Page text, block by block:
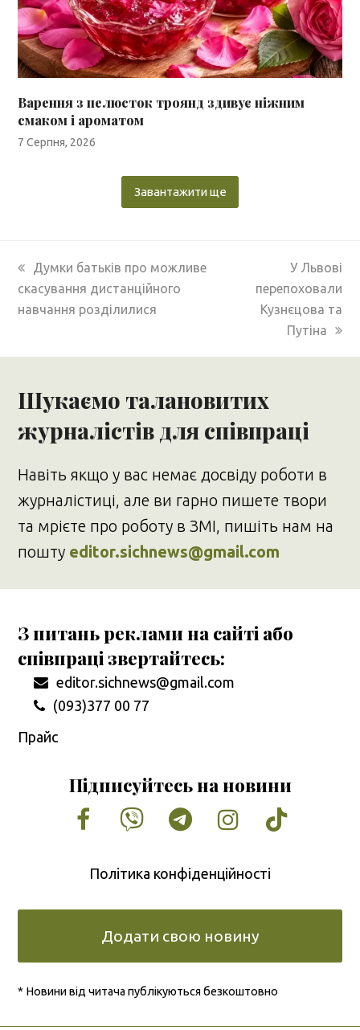
Варення з пелюсток троянд здивує ніжним
смаком і ароматом
7 Серпня, 2026
Завантажити ще
previous
post:
Думки батьків про можливе
скасування дистанційного
навчання розділилися
next
post:
У Львові
перепоховали
Кузнєцова та
Путіна
Шукаємо талановитих
журналістів для співпраці
Навіть якщо у вас немає досвіду роботи в
журналістиці, але ви гарно пишете твори
та мрієте про роботу в ЗМІ, пишіть нам на
пошту editor.sichnews@gmail.com
З питань реклами на сайті або
співпраці звертайтесь:
editor.sichnews@gmail.com
(093)377 00 77
Прайс
Підписуйтесь на новини
Facebook
VimeoTumblrInstagram
Tiktok
Політика конфіденційності
Додати свою новину
* Новини від читача публікуються безкоштовно